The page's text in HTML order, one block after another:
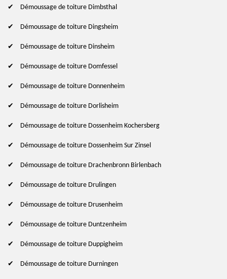
Démoussage de toiture Dimbsthal
Démoussage de toiture Dingsheim
Démoussage de toiture Dinsheim
Démoussage de toiture Domfessel
Démoussage de toiture Donnenheim
Démoussage de toiture Dorlisheim
Démoussage de toiture Dossenheim Kochersberg
Démoussage de toiture Dossenheim Sur Zinsel
Démoussage de toiture Drachenbronn Birlenbach
Démoussage de toiture Drulingen
Démoussage de toiture Drusenheim
Démoussage de toiture Duntzenheim
Démoussage de toiture Duppigheim
Démoussage de toiture Durningen